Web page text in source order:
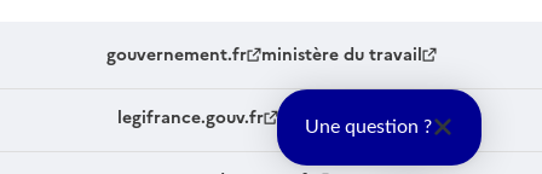
gouvernement.fr ministère du travail
legifrance.gouv.fr service-public.fr
Une question ?